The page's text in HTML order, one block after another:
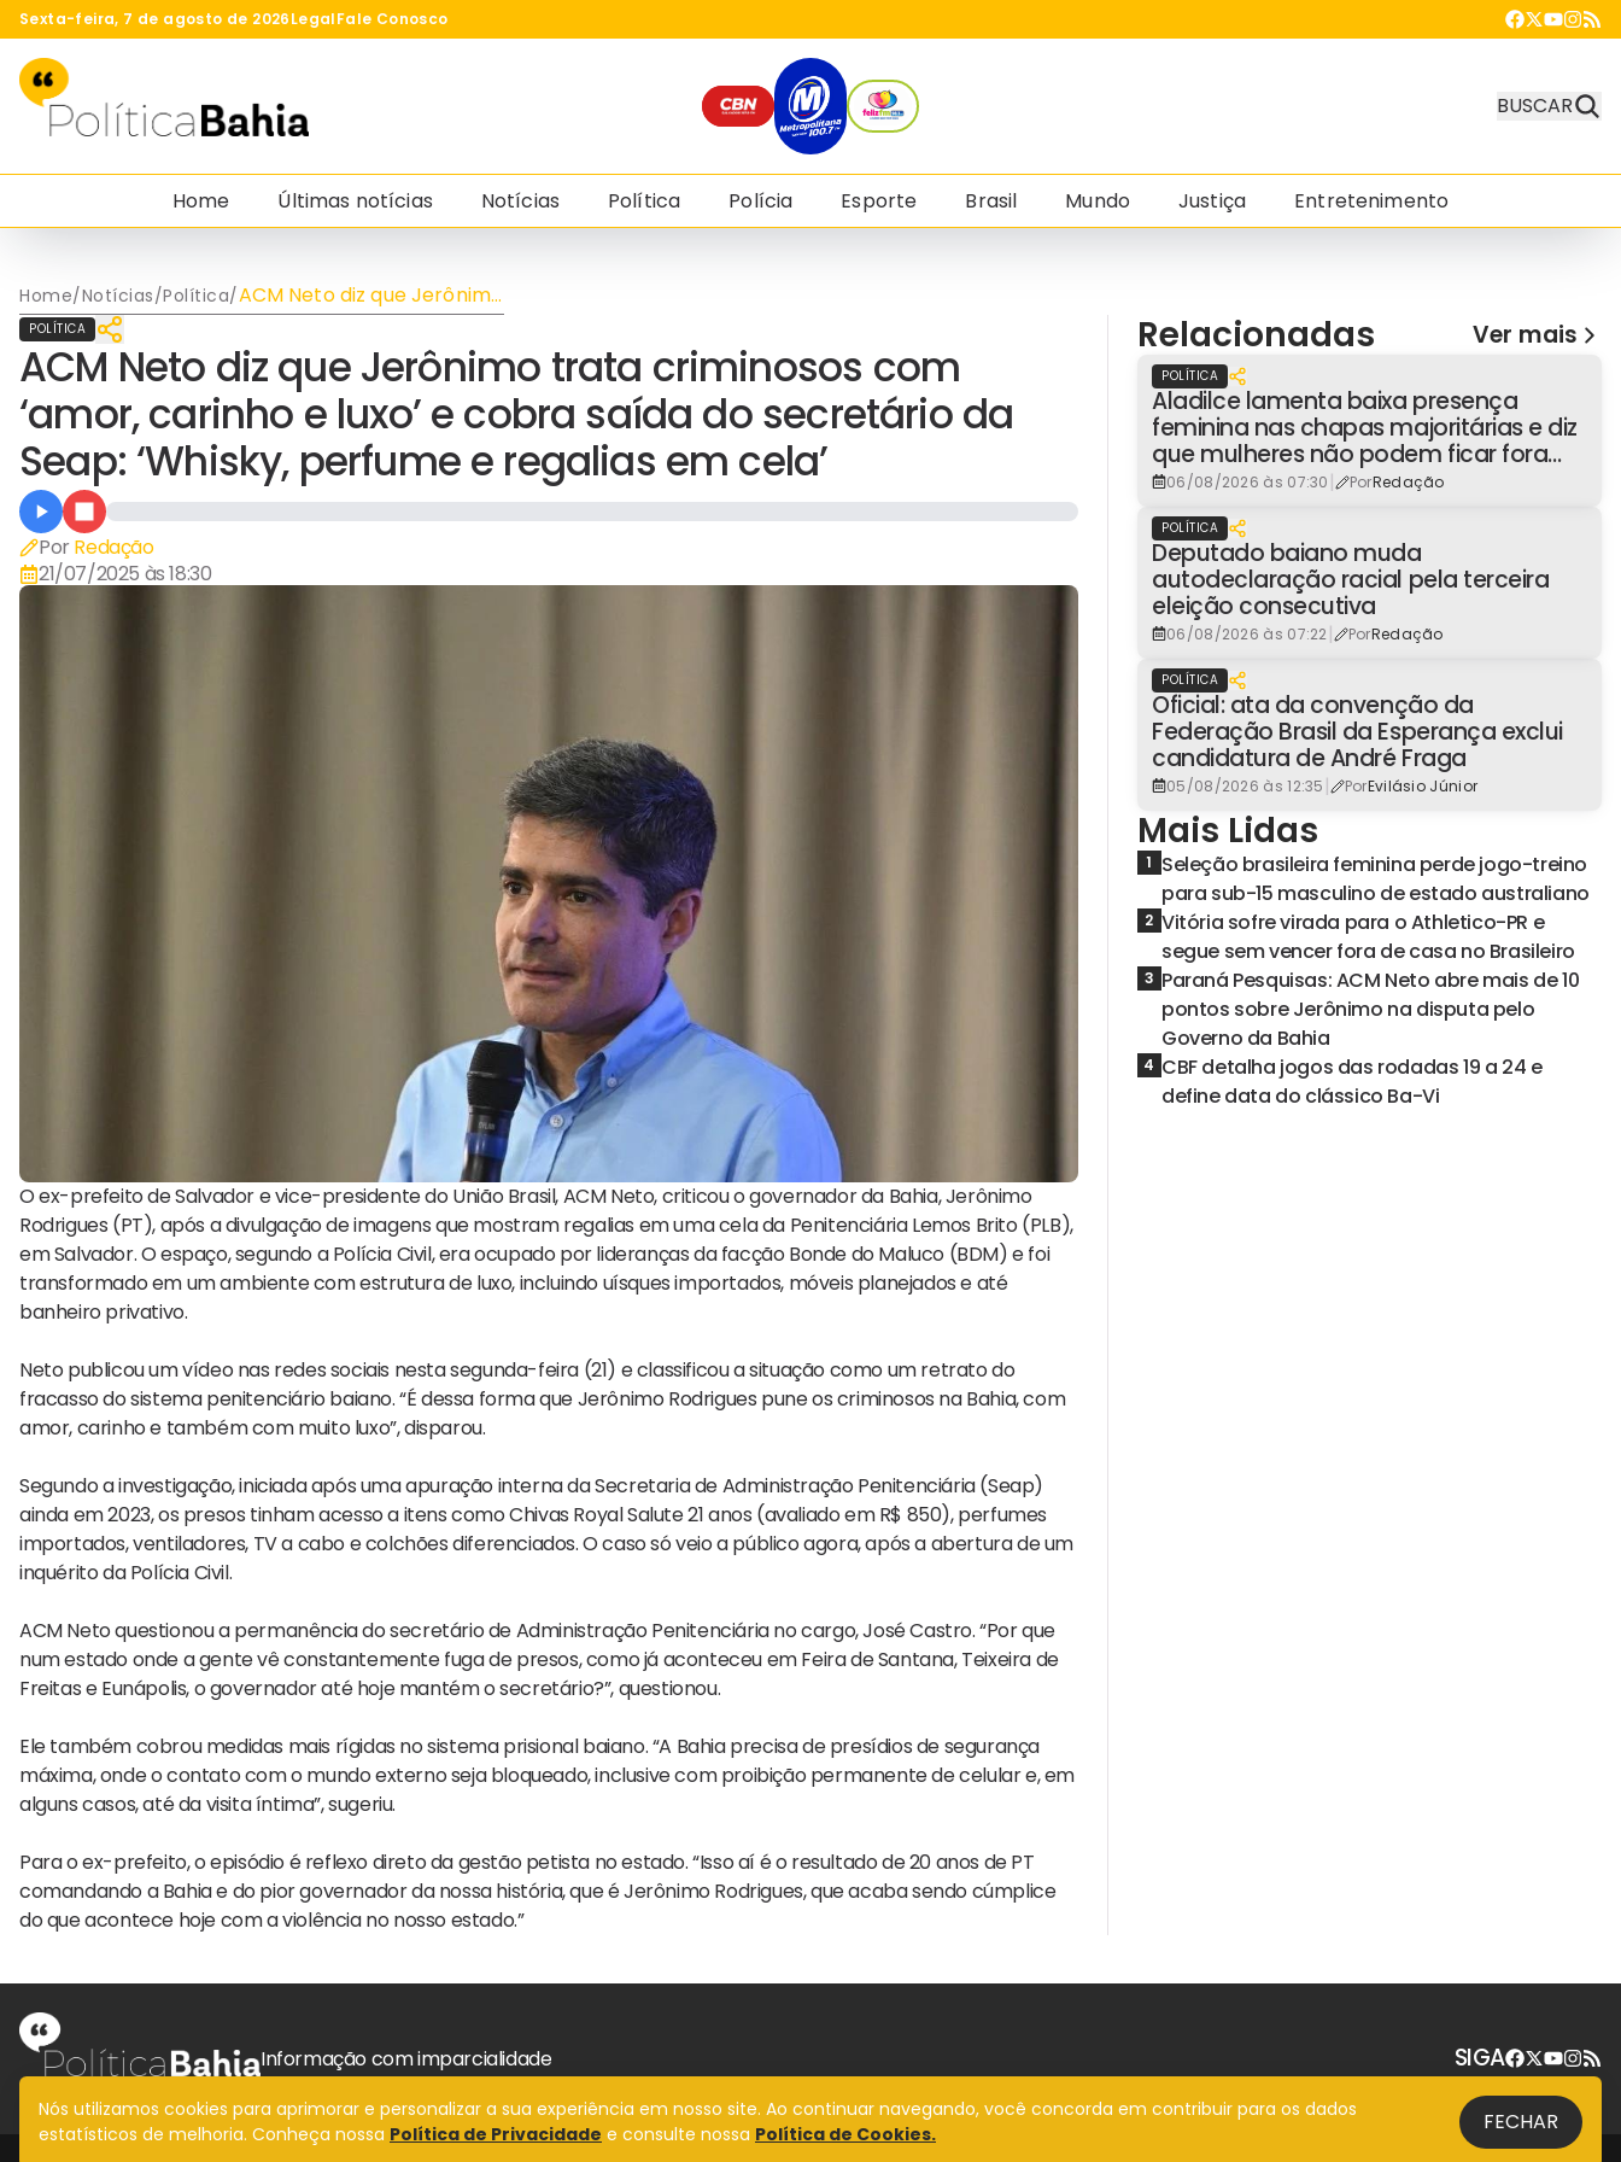
Sexta-feira, 7 de agosto de 2026LegalFale Conosco
BUSCAR
Home Últimas notícias Notícias Política Polícia Esporte Brasil Mundo Justiça Entretenimento
Home/Notícias/Política/ACM Neto diz que Jerônimo
trata criminosos com
cobra saída do secretário
da Seap: ‘Whisky, perfume
e regalias em cela’
POLÍTICA
ACM Neto diz que Jerônimo trata criminosos com
‘amor, carinho e luxo’ e cobra saída do secretário da
Seap: ‘Whisky, perfume e regalias em cela’
Por Redação
21/07/2025 às 18:30
O ex-prefeito de Salvador e vice-presidente do União Brasil, ACM Neto, criticou o governador da Bahia, Jerônimo
Rodrigues (PT), após a divulgação de imagens que mostram regalias em uma cela da Penitenciária Lemos Brito (PLB),
em Salvador. O espaço, segundo a Polícia Civil, era ocupado por lideranças da facção Bonde do Maluco (BDM) e foi
transformado em um ambiente com estrutura de luxo, incluindo uísques importados, móveis planejados e até
banheiro privativo.
Neto publicou um vídeo nas redes sociais nesta segunda-feira (21) e classificou a situação como um retrato do
fracasso do sistema penitenciário baiano. “É dessa forma que Jerônimo Rodrigues pune os criminosos na Bahia, com
amor, carinho e também com muito luxo”, disparou.
Segundo a investigação, iniciada após uma apuração interna da Secretaria de Administração Penitenciária (Seap)
ainda em 2023, os presos tinham acesso a itens como Chivas Royal Salute 21 anos (avaliado em R$ 850), perfumes
importados, ventiladores, TV a cabo e colchões diferenciados. O caso só veio a público agora, após a abertura de um
inquérito da Polícia Civil.
ACM Neto questionou a permanência do secretário de Administração Penitenciária no cargo, José Castro. “Por que
num estado onde a gente vê constantemente fuga de presos, como já aconteceu em Feira de Santana, Teixeira de
Freitas e Eunápolis, o governador até hoje mantém o secretário?”, questionou.
Ele também cobrou medidas mais rígidas no sistema prisional baiano. “A Bahia precisa de presídios de segurança
máxima, onde o contato com o mundo externo seja bloqueado, inclusive com proibição permanente de celular e, em
alguns casos, até da visita íntima”, sugeriu.
Para o ex-prefeito, o episódio é reflexo direto da gestão petista no estado. “Isso aí é o resultado de 20 anos de PT
comandando a Bahia e do pior governador da nossa história, que é Jerônimo Rodrigues, que acaba sendo cúmplice
do que acontece hoje com a violência no nosso estado.”
Relacionadas Ver mais
POLÍTICA
Aladilce lamenta baixa presença
feminina nas chapas majoritárias e diz
que mulheres não podem ficar fora
dos espaços de poder
06/08/2026 às 07:30 | PorRedação
POLÍTICA
Deputado baiano muda
autodeclaração racial pela terceira
eleição consecutiva
06/08/2026 às 07:22| PorRedação
POLÍTICA
Oficial: ata da convenção da
Federação Brasil da Esperança exclui
candidatura de André Fraga
05/08/2026 às 12:35 | PorEvilásio Júnior
Mais Lidas
1 Seleção brasileira feminina perde jogo-treino
para sub-15 masculino de estado australiano
2 Vitória sofre virada para o Athletico-PR e
segue sem vencer fora de casa no Brasileiro
3 Paraná Pesquisas: ACM Neto abre mais de 10
pontos sobre Jerônimo na disputa pelo
Governo da Bahia
4 CBF detalha jogos das rodadas 19 a 24 e
define data do clássico Ba-Vi
Informação com imparcialidade SIGA
Nós utilizamos cookies para aprimorar e personalizar a sua experiência em nosso site. Ao continuar navegando, você concorda em contribuir para os dados
estatísticos de melhoria. Conheça nossa Política de Privacidade e consulte nossa Política de Cookies. FECHAR